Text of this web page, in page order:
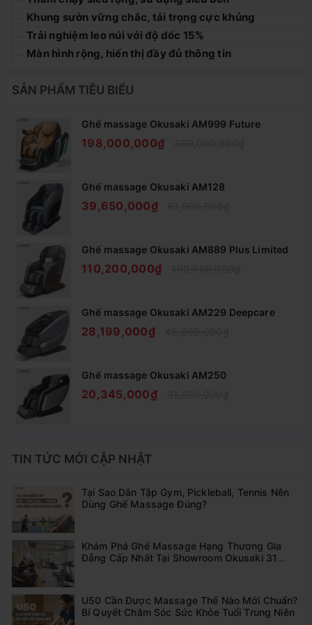
VỚI THÔNG SỐ KỸ THUẬT VƯỢT TRỘI ĐẢM BẢO NHU
CẦU TẬP LUYỆN CHO TOÀN BỘ CÁC THÀNH VIÊN
TRONG GIA ĐÌNH BẠN
Động cơ bền bỉ - chạy
không ngừng nghỉ
Máy chạy bộ K196phù hợp cho cả gia đình và khi sử
dụng trong phòng gym. Động cơ bền bỉ với công suất 5.0
HP cho tốc độ đến 16km/h, chịu tải trọng lên tới 200kg.
Khả năng nâng dốc tự động 15% giúp đa dạng bài tập,
đốt cháy calories cực hiệu quả. Một con số mà ít sản
phẩm máy chạy bộ tại nhà nào hiện nay có được, sản
phẩm hoàn toàn phù hợp với gia đình có đông thành viên.
Bạn cũng có thể điều chỉnh tăng hay giảm tốc độ theo
mức tập của cá nhân bằng nút điều khiển SPEED +/- trên
màn hình.
Khung sườn vững chắc, tải trọng cực khủng
Trải nghiệm leo núi với độ dốc 15%
Màn hình rộng, hiển thị đầy đủ thông tin
SẢN PHẨM TIÊU BIỂU
Ghế massage Okusaki AM999 Future
198,000,000₫
Ghế massage Okusaki AM128
39,650,000₫
Ghế massage Okusaki AM889 Plus Limited
110,200,000₫
Ghế massage Okusaki AM229 Deepcare
28,199,000₫
Ghế massage Okusaki AM250
20,345,000₫
TIN TỨC MỚI CẬP NHẬT
Tại Sao Dân Tập Gym, Pickleball, Tennis Nên
Dùng Ghế Massage Đúng?
Khám Phá Ghế Massage Hạng Thương Gia
Đẳng Cấp Nhất Tại Showroom Okusaki 31
U50 Cần Được Massage Thế Nào Mới Chuẩn?
Bí Quyết Chăm Sóc Sức Khỏe Tuổi Trung Niên